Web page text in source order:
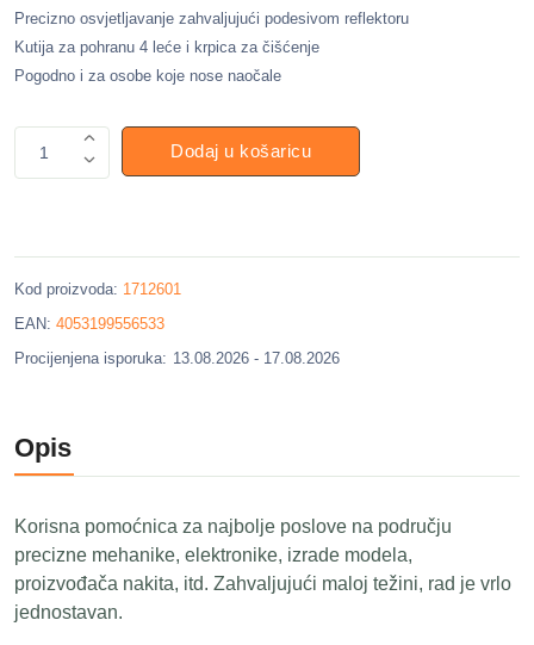
Precizno osvjetljavanje zahvaljujući podesivom reflektoru
Kutija za pohranu 4 leće i krpica za čišćenje
Pogodno i za osobe koje nose naočale
1 Dodaj u košaricu
Kod proizvoda: 1712601
EAN: 4053199556533
Procijenjena isporuka: 13.08.2026 - 17.08.2026
Opis
Korisna pomoćnica za najbolje poslove na području
precizne mehanike, elektronike, izrade modela,
proizvođača nakita, itd. Zahvaljujući maloj težini, rad je vrlo
jednostavan.